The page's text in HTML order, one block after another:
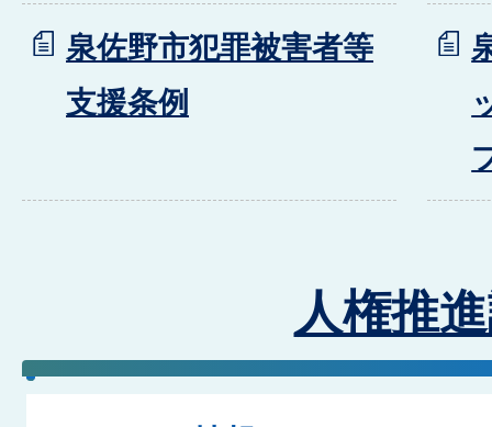
泉佐野市犯罪被害者等
支援条例
人権推